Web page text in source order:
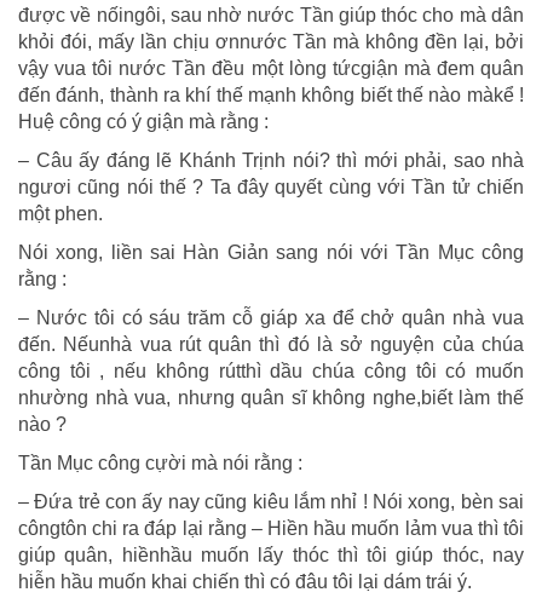
được về nốingôi, sau nhờ nước Tần giúp thóc cho mà dân
khỏi đói, mấy lần chịu ơnnước Tần mà không đền lại, bởi
vậy vua tôi nước Tần đều một lòng tứcgiận mà đem quân
đến đánh, thành ra khí thế mạnh không biết thế nào màkể !
Huệ công có ý giận mà rằng :
– Câu ấy đáng lẽ Khánh Trịnh nói? thì mới phải, sao nhà
ngươi cũng nói thế ? Ta đây quyết cùng với Tần tử chiến
một phen.
Nói xong, liền sai Hàn Giản sang nói với Tần Mục công
rằng :
– Nước tôi có sáu trăm cỗ giáp xa để chở quân nhà vua
đến. Nếunhà vua rút quân thì đó là sở nguyện của chúa
công tôi , nếu không rútthì dầu chúa công tôi có muốn
nhường nhà vua, nhưng quân sĩ không nghe,biết làm thế
nào ?
Tần Mục công cựời mà nói rằng :
– Đứa trẻ con ấy nay cũng kiêu lắm nhỉ ! Nói xong, bèn sai
côngtôn chi ra đáp lại rằng – Hiền hầu muốn lảm vua thì tôi
giúp quân, hiềnhầu muốn lấy thóc thì tôi giúp thóc, nay
hiễn hầu muốn khai chiến thì có đâu tôi lại dám trái ý.